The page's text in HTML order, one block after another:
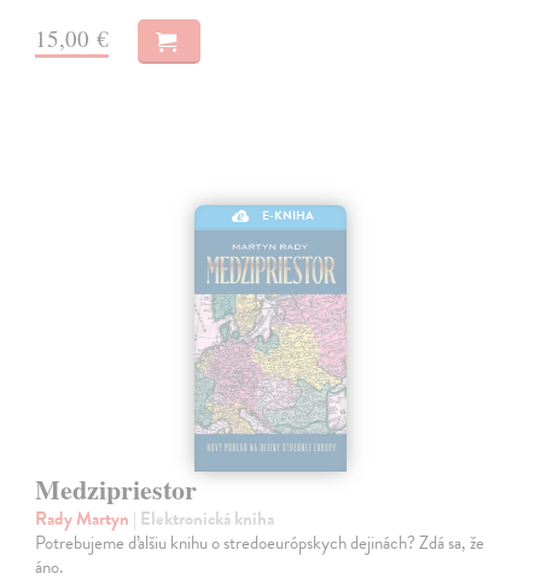
15,00 €
E-KNIHA
Medzipriestor
Rady Martyn | Elektronická kniha
Potrebujeme ďalšiu knihu o stredoeurópskych dejinách? Zdá sa, že
áno.